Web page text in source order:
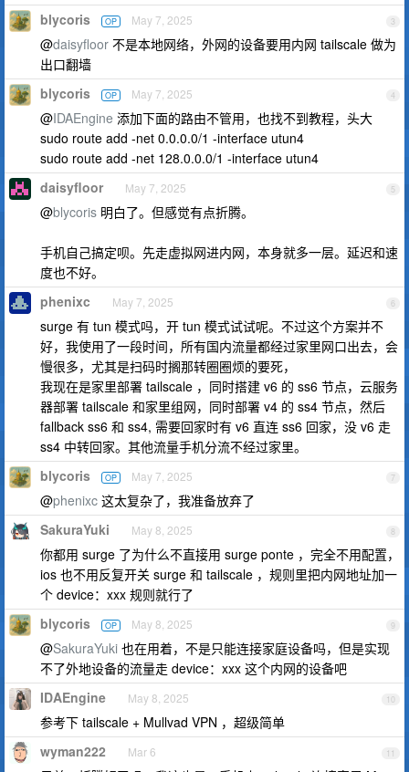
3
blycoris OP May 7, 2025
@daisyfloor 不是本地网络，外网的设备要用内网 tailscale 做为
出口翻墙
4
blycoris OP May 7, 2025
@IDAEngine 添加下面的路由不管用，也找不到教程，头大
sudo route add -net 0.0.0.0/1 -interface utun4
sudo route add -net 128.0.0.0/1 -interface utun4
5
daisyfloor May 7, 2025
@blycoris 明白了。但感觉有点折腾。
手机自己搞定呗。先走虚拟网进内网，本身就多一层。延迟和速
度也不好。
6
phenixc May 7, 2025
surge 有 tun 模式吗，开 tun 模式试试呢。不过这个方案并不
好，我使用了一段时间，所有国内流量都经过家里网口出去，会
慢很多，尤其是扫码时搁那转圈圈烦的要死，
我现在是家里部署 tailscale ，同时搭建 v6 的 ss6 节点，云服务
器部署 tailscale 和家里组网，同时部署 v4 的 ss4 节点，然后
fallback ss6 和 ss4, 需要回家时有 v6 直连 ss6 回家，没 v6 走
ss4 中转回家。其他流量手机分流不经过家里。
7
blycoris OP May 7, 2025
@phenixc 这太复杂了，我准备放弃了
8
SakuraYuki May 8, 2025
你都用 surge 了为什么不直接用 surge ponte ，完全不用配置，
ios 也不用反复开关 surge 和 tailscale ，规则里把内网地址加一
个 device：xxx 规则就行了
9
blycoris OP May 8, 2025
@SakuraYuki 也在用着，不是只能连接家庭设备吗，但是实现
不了外地设备的流量走 device：xxx 这个内网的设备吧
10
IDAEngine May 8, 2025
参考下 tailscale + Mullvad VPN ，超级简单
11
wyman222 Mar 6